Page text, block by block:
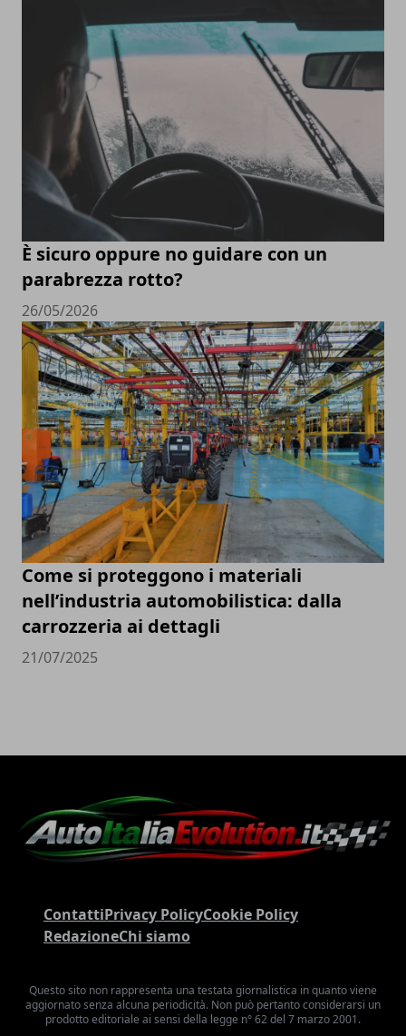
È sicuro oppure no guidare con un
parabrezza rotto?
26/05/2026
Come si proteggono i materiali
nell’industria automobilistica: dalla
carrozzeria ai dettagli
21/07/2025
ContattiPrivacy PolicyCookie Policy
RedazioneChi siamo
Questo sito non rappresenta una testata giornalistica in quanto viene
aggiornato senza alcuna periodicità. Non può pertanto considerarsi un
prodotto editoriale ai sensi della legge n° 62 del 7 marzo 2001.